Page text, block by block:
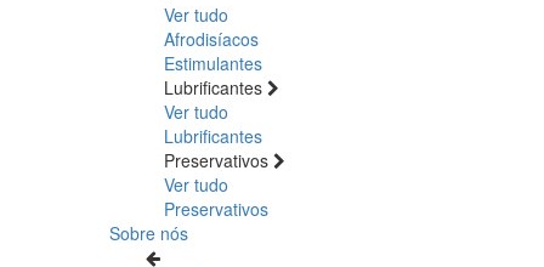
Ver tudo
Afrodisíacos
Estimulantes
Lubrificantes
Ver tudo
Lubrificantes
Preservativos
Ver tudo
Preservativos
Sobre nós